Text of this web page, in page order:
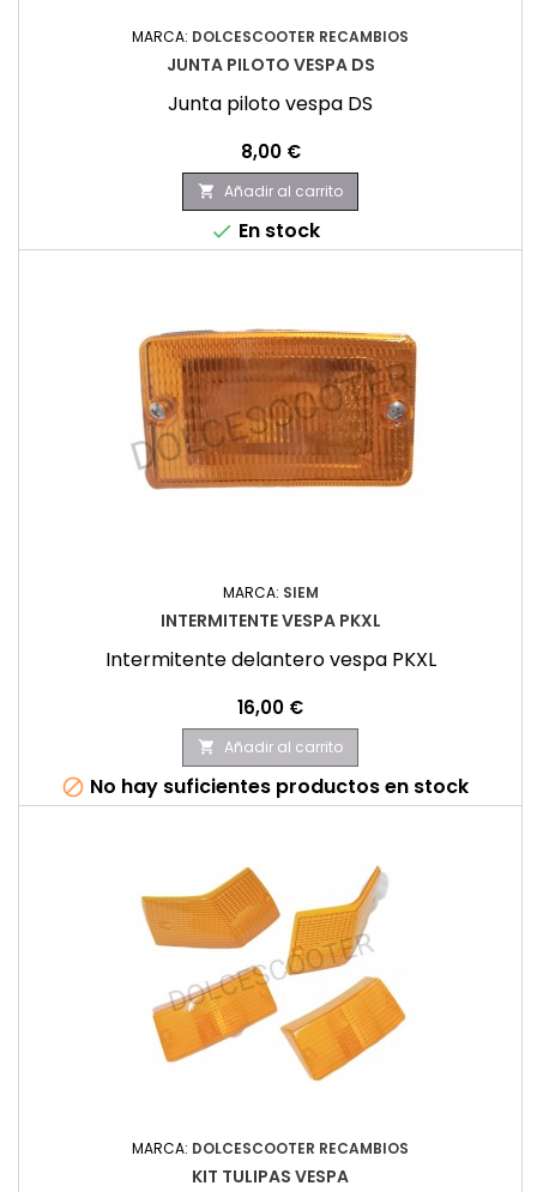
MARCA: DOLCESCOOTER RECAMBIOS
JUNTA PILOTO VESPA DS
Junta piloto vespa DS
Precio
8,00 €
 Añadir al carrito
 En stock
MARCA: SIEM
INTERMITENTE VESPA PKXL
Intermitente delantero vespa PKXL
Precio
16,00 €
 Añadir al carrito
 No hay suficientes productos en stock
MARCA: DOLCESCOOTER RECAMBIOS
KIT TULIPAS VESPA